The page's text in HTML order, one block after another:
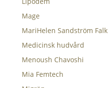
Mage
MariHelen Sandström Falk
Medicinsk hudvård
Menoush Chavoshi
Mia Femtech